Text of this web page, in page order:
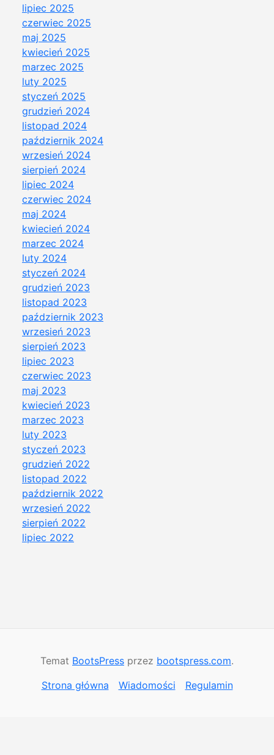
lipiec 2025
czerwiec 2025
maj 2025
kwiecień 2025
marzec 2025
luty 2025
styczeń 2025
grudzień 2024
listopad 2024
październik 2024
wrzesień 2024
sierpień 2024
lipiec 2024
czerwiec 2024
maj 2024
kwiecień 2024
marzec 2024
luty 2024
styczeń 2024
grudzień 2023
listopad 2023
październik 2023
wrzesień 2023
sierpień 2023
lipiec 2023
czerwiec 2023
maj 2023
kwiecień 2023
marzec 2023
luty 2023
styczeń 2023
grudzień 2022
listopad 2022
październik 2022
wrzesień 2022
sierpień 2022
lipiec 2022
Temat BootsPress przez bootspress.com.
Strona główna
Wiadomości Regulamin